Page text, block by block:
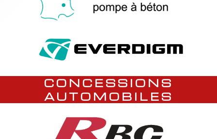
CONCESSIONS
AUTOMOBILES